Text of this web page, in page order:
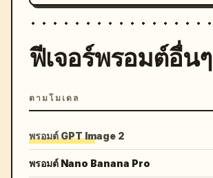
ฟีเจอร์พรอมต์อื่นๆ
ตามโมเดล
พรอมต์ GPT Image 2
พรอมต์ Nano Banana Pro